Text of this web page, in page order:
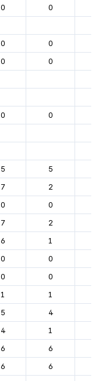
0 0
0 0
0 0
0 0
5 5
7 2
0 0
7 2
6 1
0 0
0 0
1 1
5 4
4 1
6 6
6 6